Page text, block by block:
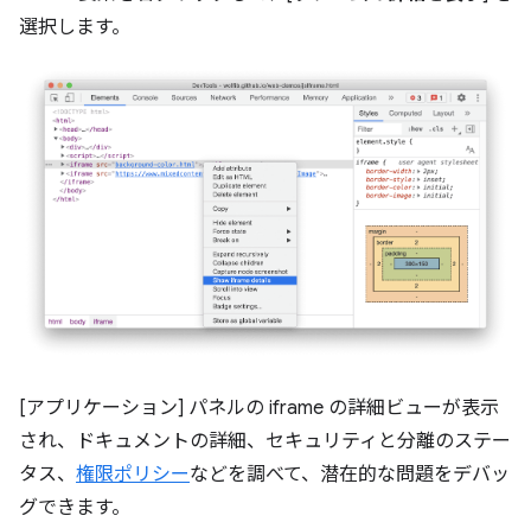
選択します。
[アプリケーション] パネルの iframe の詳細ビューが表示
され、ドキュメントの詳細、セキュリティと分離のステー
タス、 権限ポリシーなどを調べて、潜在的な問題をデバッ
グできます。